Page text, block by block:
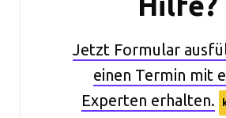
Jetzt Formular
einen Termin mit
Experten erhalten.